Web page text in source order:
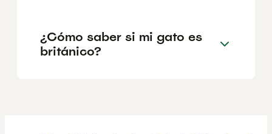
¿Cómo saber si mi gato es
británico?